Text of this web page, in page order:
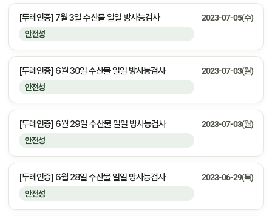
안전성
[두레인증] 7월 3일 수산물 일일 방사능검사 2023-07-05(수)
안전성
[두레인증] 6월 30일 수산물 일일 방사능검사 2023-07-03(월)
안전성
[두레인증] 6월 29일 수산물 일일 방사능검사 2023-07-03(월)
안전성
[두레인증] 6월 28일 수산물 일일 방사능검사 2023-06-29(목)